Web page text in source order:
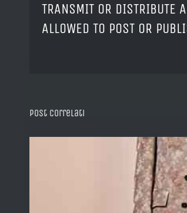
TRANSMIT OR DISTRIBUTE
ALLOWED TO POST OR
Post correlati